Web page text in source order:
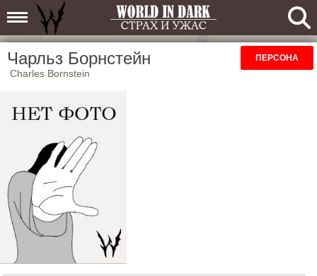
Чарльз Борнстейн
Charles Bornstein
ПЕРСОНА